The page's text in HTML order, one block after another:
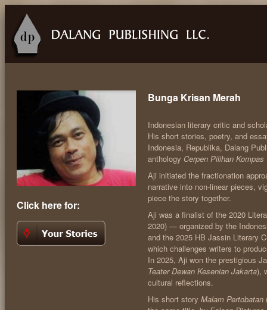
Click here for:
Bunga Krisan Merah
Indonesian literary critic and
His short stories, poetry, and
Indonesia, Republika, Dalang
anthology Cerpen Pilihan Kompas
Aji initiated the fractionation
narrative into non-linear pieces,
piece the story together.
Aji was a finalist of the 2020
2020) — organized by the
and the 2025 HB Jassin Literary
which challenges writers to
In 2025, Aji won the prestigious
Teater Dewan Kesenian Jakarta),
cultural reflections.
His short story Malam Pertobatan